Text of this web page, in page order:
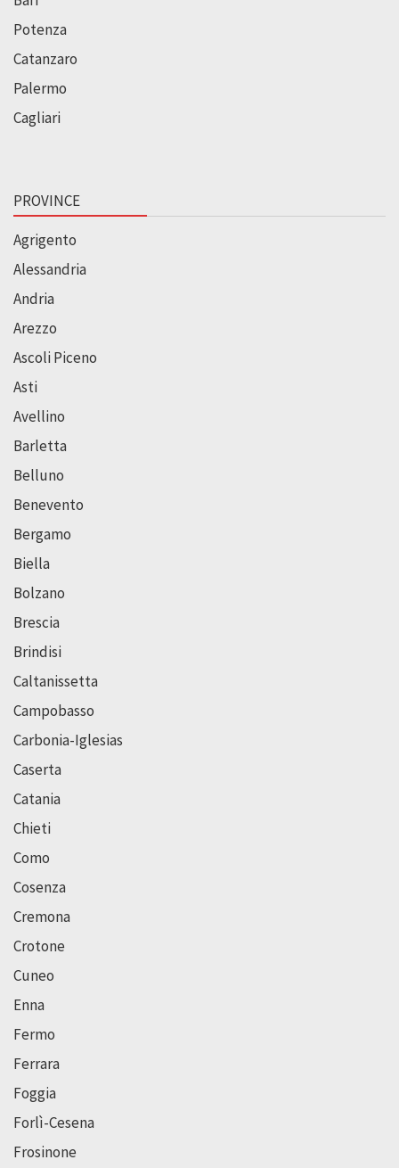
Potenza
Catanzaro
Palermo
Cagliari
PROVINCE
Agrigento
Alessandria
Andria
Arezzo
Ascoli Piceno
Asti
Avellino
Barletta
Belluno
Benevento
Bergamo
Biella
Bolzano
Brescia
Brindisi
Caltanissetta
Campobasso
Carbonia-Iglesias
Caserta
Catania
Chieti
Como
Cosenza
Cremona
Crotone
Cuneo
Enna
Fermo
Ferrara
Foggia
Forlì-Cesena
Frosinone